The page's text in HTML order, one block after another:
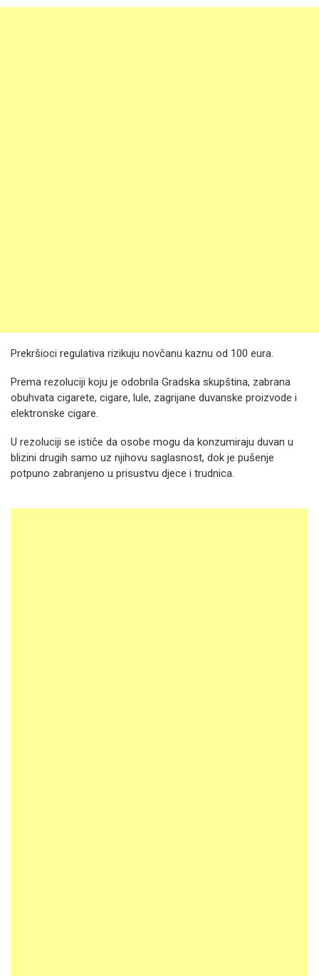
Prekršioci regulativa rizikuju novčanu kaznu od 100 eura.
Prema rezoluciji koju je odobrila Gradska skupština, zabrana
obuhvata cigarete, cigare, lule, zagrijane duvanske proizvode i
elektronske cigare.
U rezoluciji se ističe da osobe mogu da konzumiraju duvan u
blizini drugih samo uz njihovu saglasnost, dok je pušenje
potpuno zabranjeno u prisustvu djece i trudnica.